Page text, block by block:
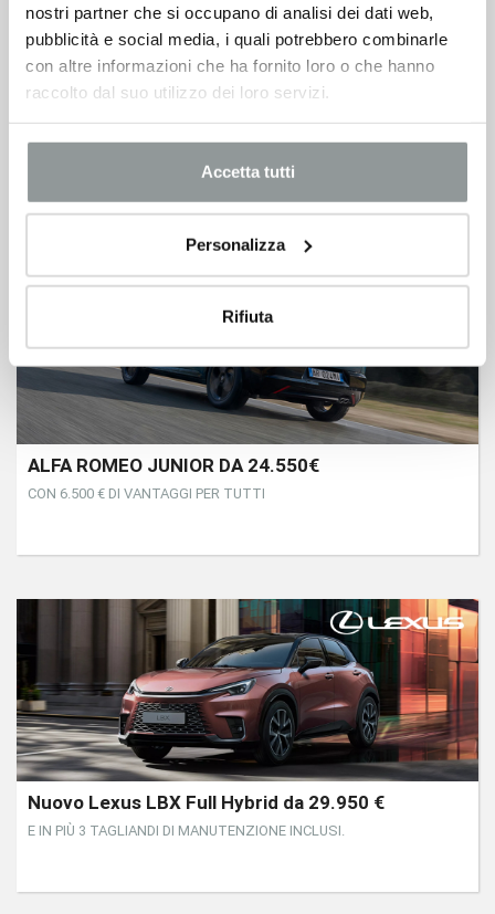
nostri partner che si occupano di analisi dei dati web,
pubblicità e social media, i quali potrebbero combinarle
con altre informazioni che ha fornito loro o che hanno
raccolto dal suo utilizzo dei loro servizi.
Accetta tutti
Personalizza
Rifiuta
Nissan Juke con 1.000 € di sconto
ALFA ROMEO JUNIOR DA 24.550€
CON 6.500 € DI VANTAGGI PER TUTTI
Nuovo Lexus LBX Full Hybrid da 29.950 €
E IN PIÙ 3 TAGLIANDI DI MANUTENZIONE INCLUSI.